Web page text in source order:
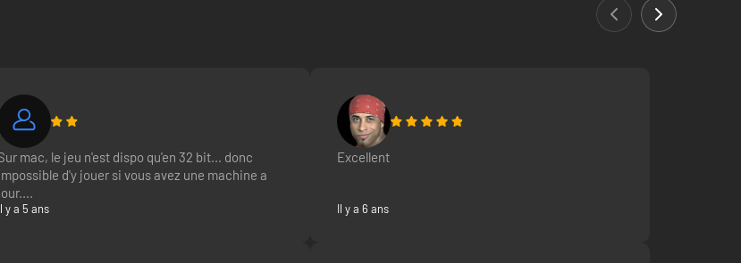
mac, le jeu n'est dispo qu'en 32 bit... donc
d'y jouer si vous avez une machine a
y a 5 ans
Excellent
Il y a 6 ans